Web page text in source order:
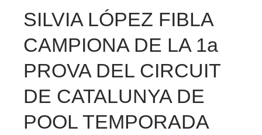
SILVIA LÓPEZ FIBLA
CAMPIONA DE LA 1a
PROVA DEL CIRCUIT
DE CATALUNYA DE
POOL TEMPORADA